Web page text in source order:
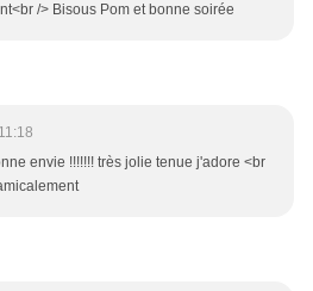
/> Bisous Pom et bonne soirée
envie !!!!!!! très jolie tenue j'adore <br